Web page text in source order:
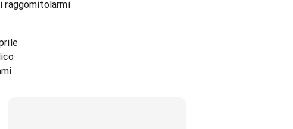
raggomitolarmi